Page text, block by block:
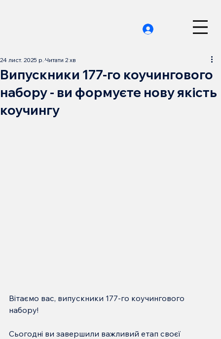
Випускники 177-го коучингового
набору - ви формуєте нову якість
коучингу
24 лист. 2025 р. Читати 2 хв
Вітаємо вас, випускники 177-го коучингового
набору!
Сьогодні ви завершили важливий етап своєї